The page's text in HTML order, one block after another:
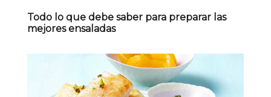
Todo lo que debe saber para preparar las
mejores ensaladas